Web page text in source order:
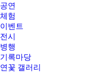
공연
체험
이벤트
전시
병행
기록마당
연꽃 갤러리